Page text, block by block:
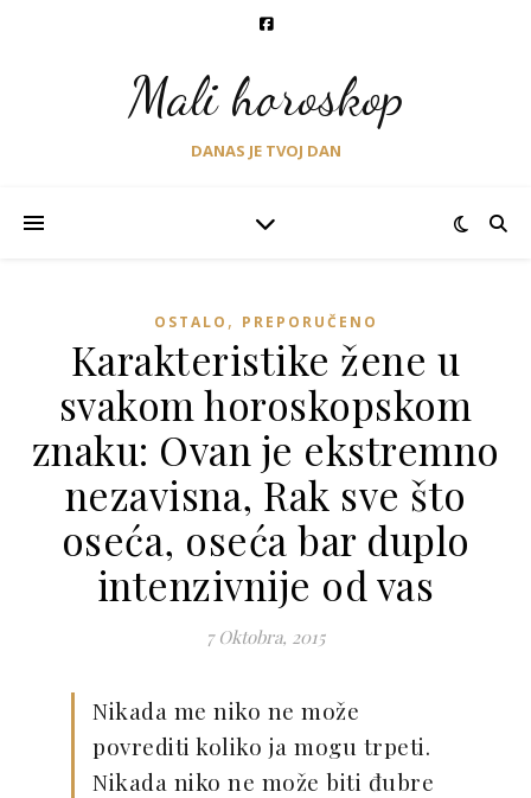
Mali horoskop
DANAS JE TVOJ DAN
OSTALO , PREPORUČENO
Karakteristike žene u
svakom horoskopskom
znaku: Ovan je ekstremno
nezavisna, Rak sve što
oseća, oseća bar duplo
intenzivnije od vas
7 Oktobra, 2015
Nikada me niko ne može
povrediti koliko ja mogu trpeti.
Nikada niko ne može biti đubre